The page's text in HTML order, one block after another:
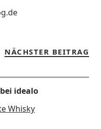
NÄCHSTER BEITRAG
idealo